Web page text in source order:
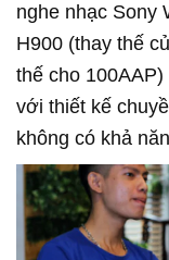
nghe nhạc Sony
H900 (thay thế
thế cho
với thiết kế
không có khả